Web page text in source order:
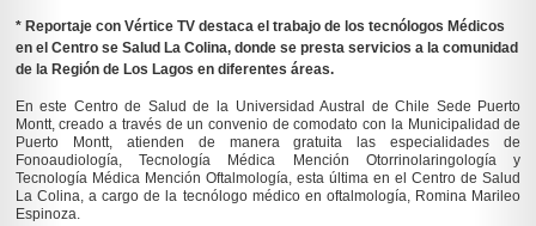
* Reportaje con Vértice TV destaca el trabajo de los tecnólogos Médicos
en el Centro se Salud La Colina, donde se presta servicios a la comunidad
de la Región de Los Lagos en diferentes áreas.
En este Centro de Salud de la Universidad Austral de Chile Sede Puerto
Montt, creado a través de un convenio de comodato con la Municipalidad de
Puerto Montt, atienden de manera gratuita las especialidades de
Fonoaudiología, Tecnología Médica Mención Otorrinolaringología y
Tecnología Médica Mención Oftalmología, esta última en el Centro de Salud
La Colina, a cargo de la tecnólogo médico en oftalmología, Romina Marileo
Espinoza.